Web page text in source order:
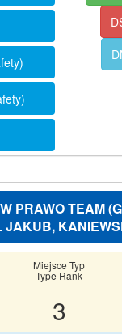
PRAWO TEAM
JAKUB,
Miejsce Typ
Type Rank
3